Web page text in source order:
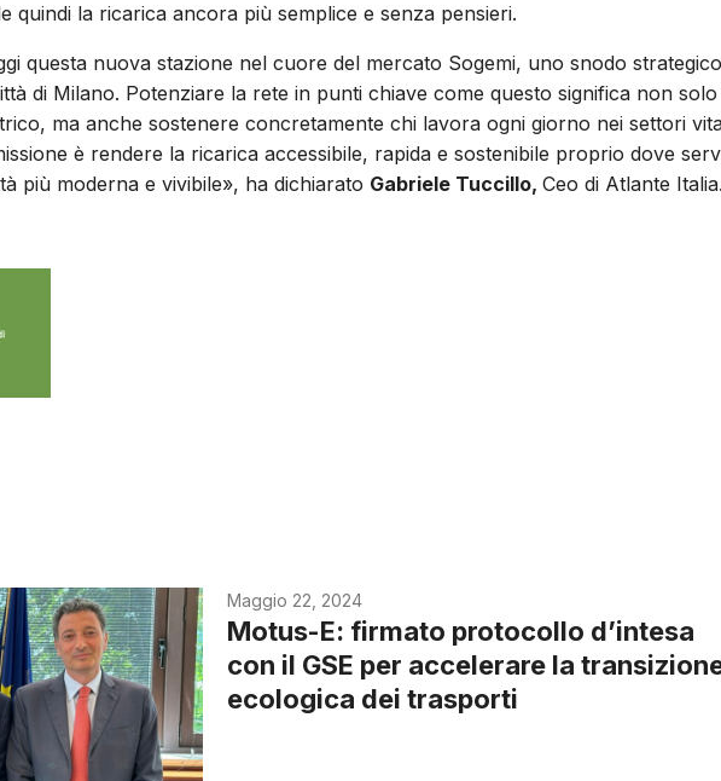
quindi la ricarica ancora più semplice e senza pensieri.
questa nuova stazione nel cuore del mercato Sogemi, uno snodo strategico
di Milano. Potenziare la rete in punti chiave come questo significa non solo
ma anche sostenere concretamente chi lavora ogni giorno nei settori
è rendere la ricarica accessibile, rapida e sostenibile proprio dove
più moderna e vivibile», ha dichiarato Gabriele Tuccillo, Ceo di Atlante
Maggio 22, 2024
Motus-E: firmato protocollo d’intesa
con il GSE per accelerare la
ecologica dei trasporti